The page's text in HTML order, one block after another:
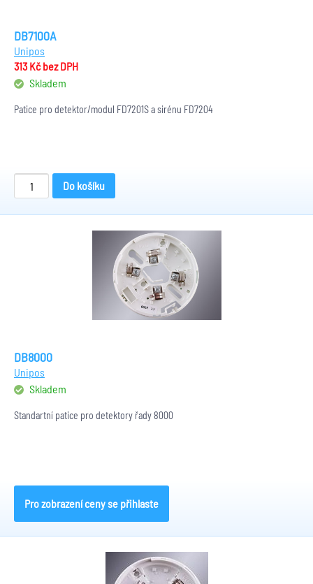
DB7100A
Unipos
313 Kčbez DPH
Skladem
Patice pro detektor/modul FD7201S a sirénu FD7204
Do košíku
DB8000
Unipos
Skladem
Standartní patice pro detektory řady 8000
Pro zobrazení ceny se přihlaste